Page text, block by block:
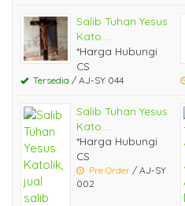
Salib Tuhan Yesus
Kato....
*Harga Hubungi
CS
Tersedia / AJ-SY 044
Salib Tuhan Yesus
Kato....
*Harga Hubungi
CS
Pre Order / AJ-SY
002